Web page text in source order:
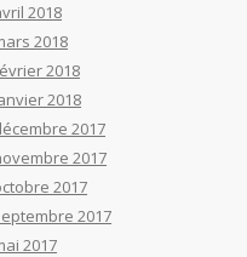
2018
2018
2018
2018
2017
2017
2017
2017
2017